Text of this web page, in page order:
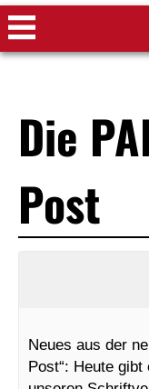
Die
Post
Neues aus der
Post“: Heute